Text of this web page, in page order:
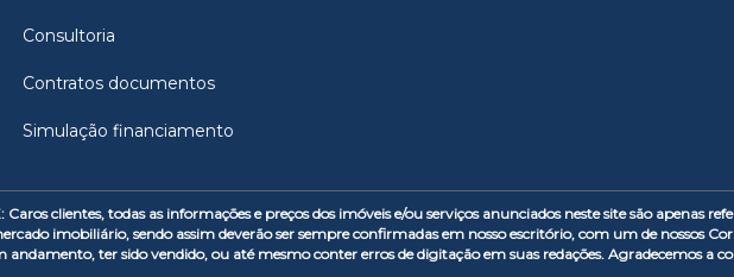
Consultoria
Contratos documentos
Simulação financiamento
clientes, todas as informações e preços dos imóveis e/ou serviços anunciados neste site são apenas
imobiliário, sendo assim deverão ser sempre confirmadas em nosso escritório, com um de nossos
andamento, ter sido vendido, ou até mesmo conter erros de digitação em suas redações. Agradecemos a